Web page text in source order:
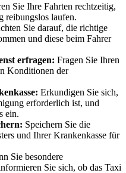
Sie Ihre Fahrten rechtzeitig,
reibungslos laufen.
Sie darauf, die richtige
und diese beim Fahrer
erfragen: Fragen Sie Ihren
Konditionen der
Erkundigen Sie sich,
erforderlich ist, und
ein.
Speichern Sie die
und Ihrer Krankenkasse für
Sie besondere
Sie sich, ob das Taxi